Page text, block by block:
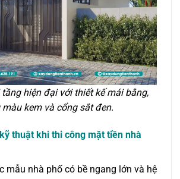
hiện đại với thiết kế mái bằng,
màu kem và cổng sắt đen.
thuật khi thi công mặt tiền nhà
mẫu nhà phố có bề ngang lớn và hệ